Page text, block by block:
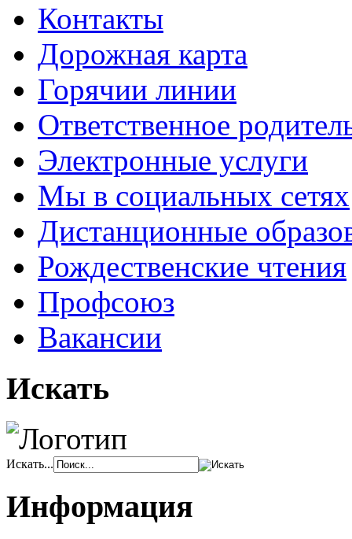
Контакты
Дорожная карта
Горячии линии
Ответственное
Электронные услуги
Мы в социальных сетях
Дистанционные
Рождественские чтения
Профсоюз
Вакансии
Искать
Искать...
Информация